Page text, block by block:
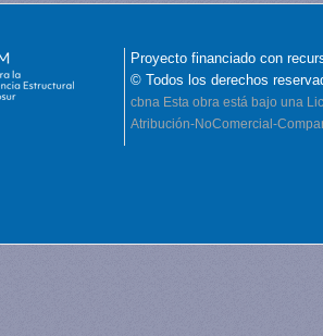
Proyecto financiado con
© Todos los derechos
cbna Esta obra está bajo una
Atribución-NoComercial-